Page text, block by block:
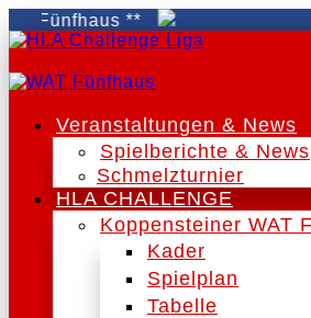
**
Veranstaltungen & News
Spielberichte & News
Schmelzturnier
HLA CHALLENGE
Koppensteiner WAT
Kader
Spielplan
Tabelle